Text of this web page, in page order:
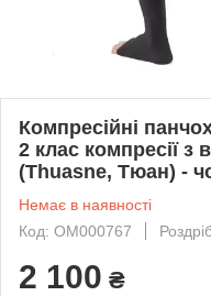
Компресійні
2 клас компресії з
(Thuasne, Тюан) -
Немає в наявності
Код: ОМ000767
2 100 ₴